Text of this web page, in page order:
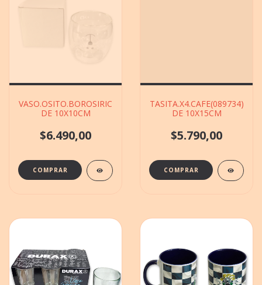
VASO.OSITO.BOROSIRICATO(100011)EN.CAJITA
DE 10X10CM
$6.490,00
DE 10X15CM
$5.790,00